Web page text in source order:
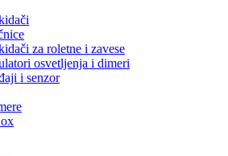
za roletne i zavese
osvetljenja i dimeri
i senzor